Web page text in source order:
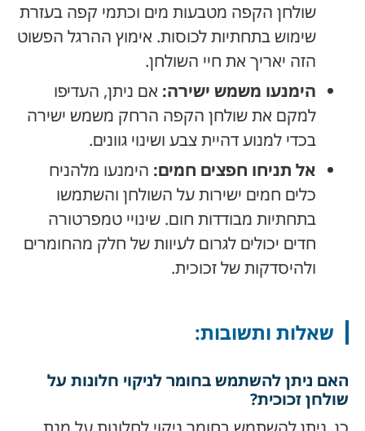
שולחן הקפה מטבעות מים וכתמי קפה בעזרת
שימוש בתחתיות לכוסות. אימוץ ההרגל הפשוט
הזה יאריך את חיי השולחן.
הימנעו משמש ישירה: אם ניתן, העדיפו
למקם את שולחן הקפה הרחק משמש ישירה
בכדי למנוע דהיית צבע ושינוי גוונים.
אל תניחו חפצים חמים: הימנעו מלהניח
כלים חמים ישירות על השולחן והשתמשו
בתחתיות מבודדות חום. שינויי טמפרטורה
חדים יכולים לגרום לעיוות של חלק מהחומרים
ולהיסדקות של זכוכית.
שאלות ותשובות:
האם ניתן להשתמש בחומר לניקוי חלונות על
שולחן זכוכית?